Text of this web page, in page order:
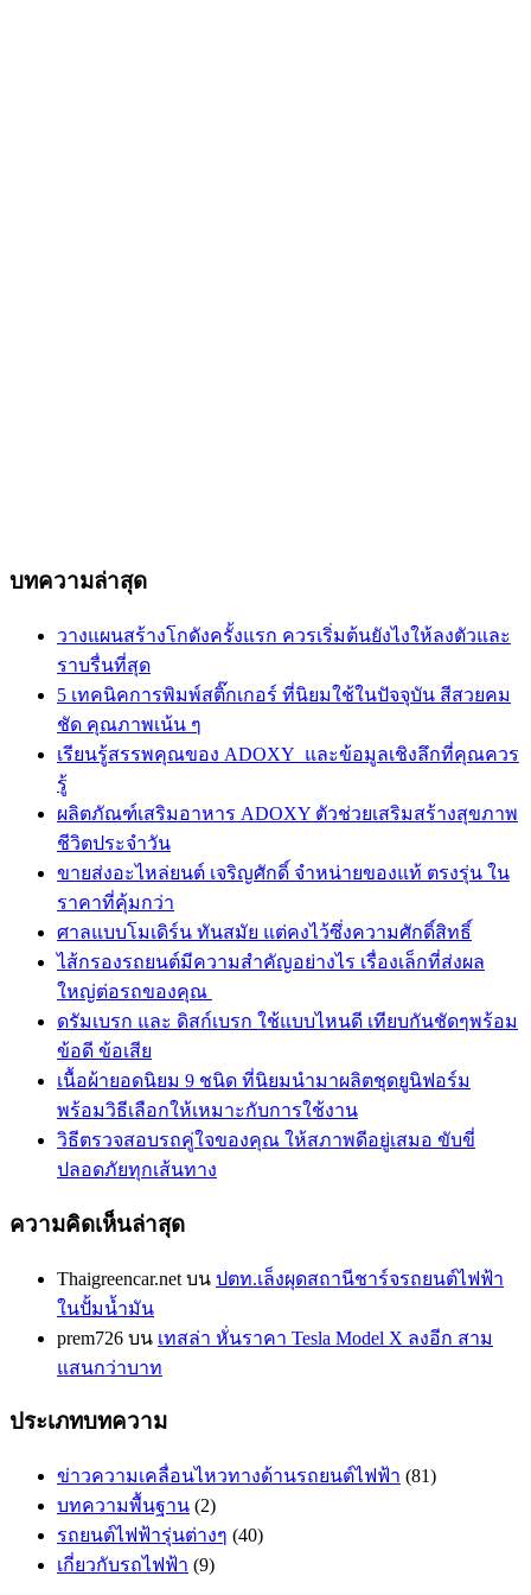
บทความล่าสุด
วางแผนสร้างโกดังครั้งแรก ควรเริ่มต้นยังไงให้ลงตัวและ
ราบรื่นที่สุด
5 เทคนิคการพิมพ์สติ๊กเกอร์ ที่นิยมใช้ในปัจจุบัน สีสวยคม
ชัด คุณภาพเน้น ๆ
เรียนรู้สรรพคุณของ ADOXY และข้อมูลเชิงลึกที่คุณควร
รู้
ผลิตภัณฑ์เสริมอาหาร ADOXY ตัวช่วยเสริมสร้างสุขภาพ
ชีวิตประจำวัน
ขายส่งอะไหล่ยนต์ เจริญศักดิ์ จำหน่ายของแท้ ตรงรุ่น ใน
ราคาที่คุ้มกว่า
ศาลแบบโมเดิร์น ทันสมัย แต่คงไว้ซึ่งความศักดิ์สิทธิ์
ไส้กรองรถยนต์มีความสำคัญอย่างไร เรื่องเล็กที่ส่งผล
ใหญ่ต่อรถของคุณ
ดรัมเบรก และ ดิสก์เบรก ใช้แบบไหนดี เทียบกันชัดๆพร้อม
ข้อดี ข้อเสีย
เนื้อผ้ายอดนิยม 9 ชนิด ที่นิยมนำมาผลิตชุดยูนิฟอร์ม
พร้อมวิธีเลือกให้เหมาะกับการใช้งาน
วิธีตรวจสอบรถคู่ใจของคุณ ให้สภาพดีอยู่เสมอ ขับขี่
ปลอดภัยทุกเส้นทาง
ความคิดเห็นล่าสุด
Thaigreencar.net บน ปตท.เล็งผุดสถานีชาร์จรถยนต์ไฟฟ้า
ในปั้มน้ำมัน
prem726 บน เทสล่า หั่นราคา Tesla Model X ลงอีก สาม
แสนกว่าบาท
ประเภทบทความ
ข่าวความเคลื่อนไหวทางด้านรถยนต์ไฟฟ้า (81)
บทความพื้นฐาน (2)
รถยนต์ไฟฟ้ารุ่นต่างๆ (40)
เกี่ยวกับรถไฟฟ้า (9)